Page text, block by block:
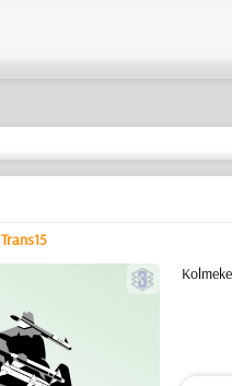
Trans15
c